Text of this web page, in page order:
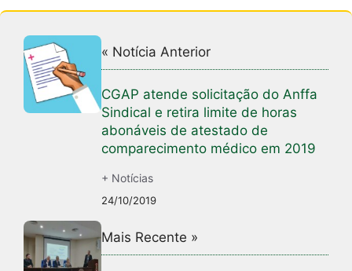
« Notícia Anterior
CGAP atende solicitação do Anffa
Sindical e retira limite de horas
abonáveis de atestado de
comparecimento médico em 2019
+ Notícias
24/10/2019
Mais Recente »